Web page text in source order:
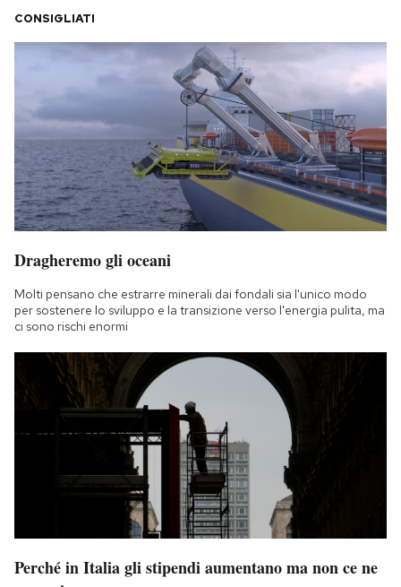
CONSIGLIATI
Dragheremo gli oceani
Molti pensano che estrarre minerali dai fondali sia l'unico modo
per sostenere lo sviluppo e la transizione verso l'energia pulita, ma
ci sono rischi enormi
Perché in Italia gli stipendi aumentano ma non ce ne